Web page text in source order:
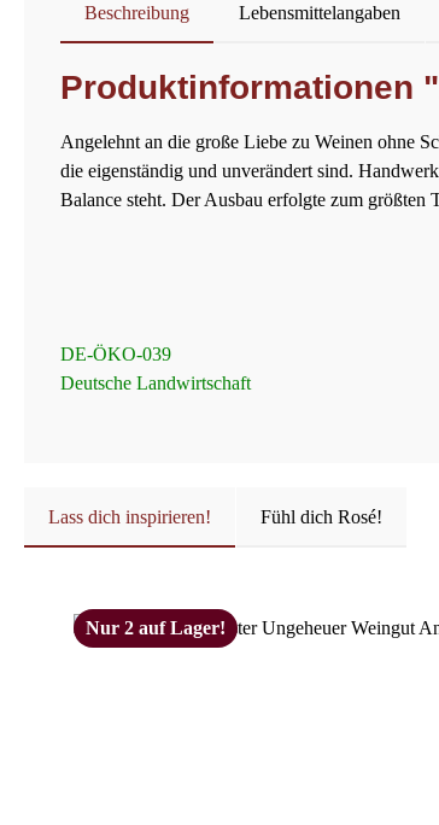
Beschreibung Lebensmittelangaben
Produktinformationen
Angelehnt an die große Liebe zu Weinen ohne
die eigenständig und unverändert sind.
Balance steht. Der Ausbau erfolgte zum
DE-ÖKO-039
Deutsche Landwirtschaft
Lass dich inspirieren! Fühl dich Rosé!
Nur 2 auf Lager!